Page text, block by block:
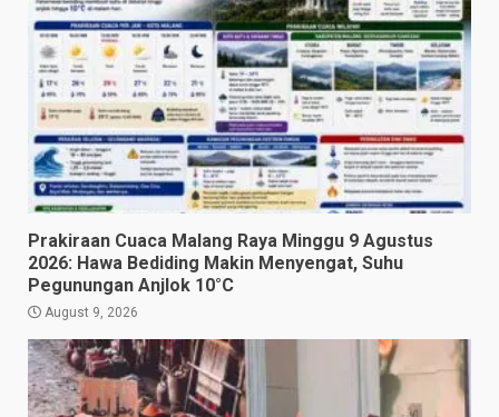
Prakiraan Cuaca Malang Raya Minggu 9 Agustus
2026: Hawa Bediding Makin Menyengat, Suhu
Pegunungan Anjlok 10°C
August 9, 2026